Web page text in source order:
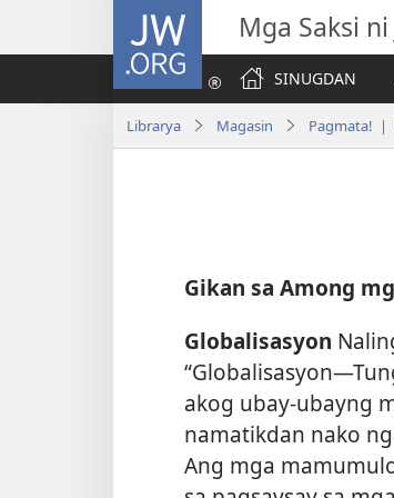
JW.ORG Mga Saksi ni
SINUGDAN
Librarya Magasin Pagmata! |
Gikan sa Among
Globalisasyon
akog ubay-ubayng
namatikdan nako
Ang mga